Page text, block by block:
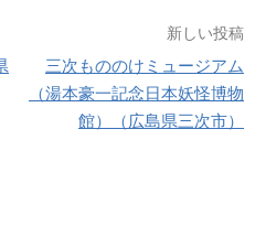
新しい投稿
三次もののけミュージアム
（湯本豪一記念日本妖怪博物
館）（広島県三次市）